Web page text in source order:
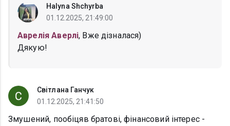
Halyna Shchyrba
01.12.2025, 21:49:00
Аврелія Аверлі, Вже дізналася)
Дякую!
Світлана Ганчук
01.12.2025, 21:41:50
Змушений, пообіцяв братові, фінансовий інтерес -